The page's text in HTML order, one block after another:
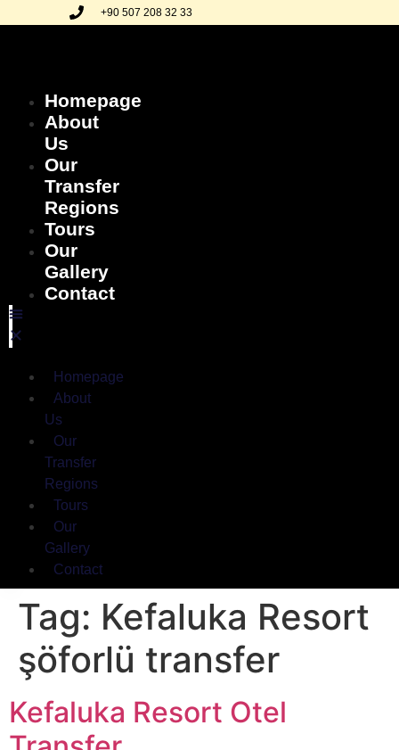
+90 507 208 32 33
Homepage
About
Us
Our
Transfer
Regions
Tours
Our
Gallery
Contact
Homepage
About
Us
Our
Transfer
Regions
Tours
Our
Gallery
Contact
Tag: Kefaluka Resort
şöforlü transfer
Kefaluka Resort Otel